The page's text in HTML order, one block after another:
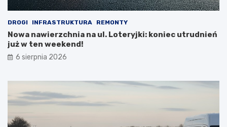
DROGI INFRASTRUKTURA REMONTY
Nowa nawierzchnia na ul. Loteryjki: koniec utrudnień
już w ten weekend!
6 sierpnia 2026